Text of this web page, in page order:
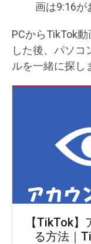
画は9:16が
PCからTikTok
した後、パソコ
ルを一緒に探し
【TikTok
る方法｜